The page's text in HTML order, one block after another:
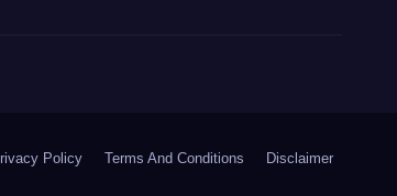
Policy Terms And Conditions Disclaimer